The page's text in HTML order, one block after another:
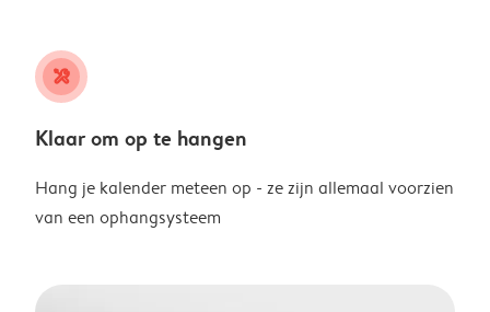
tools
Klaar om op te hangen
Hang je kalender meteen op - ze zijn allemaal voorzien
van een ophangsysteem